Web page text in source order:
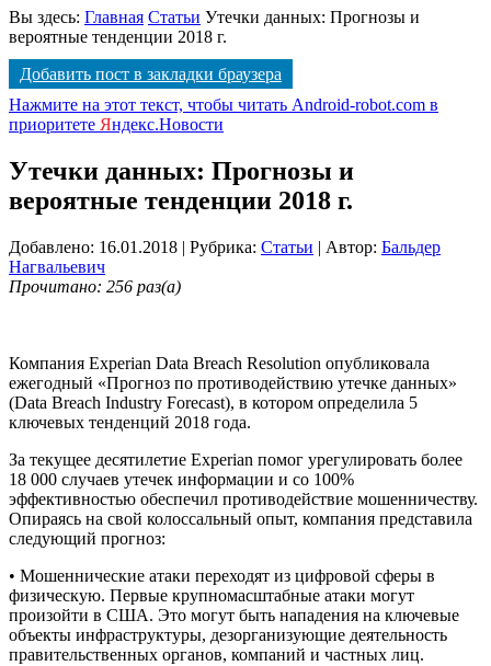
Вы здесь: Главная Статьи Утечки данных: Прогнозы и
вероятные тенденции 2018 г.
Добавить пост в закладки браузера
Нажмите на этот текст, чтобы читать Android-robot.com в
приоритете Яндекс.Новости
Утечки данных: Прогнозы и
вероятные тенденции 2018 г.
Добавлено: 16.01.2018 | Рубрика: Статьи | Автор: Бальдер
Нагвальевич
Прочитано: 256 раз(а)
Компания Experian Data Breach Resolution опубликовала
ежегодный «Прогноз по противодействию утечке данных»
(Data Breach Industry Forecast), в котором определила 5
ключевых тенденций 2018 года.
За текущее десятилетие Experian помог урегулировать более
18 000 случаев утечек информации и со 100%
эффективностью обеспечил противодействие мошенничеству.
Опираясь на свой колоссальный опыт, компания представила
следующий прогноз:
• Мошеннические атаки переходят из цифровой сферы в
физическую. Первые крупномасштабные атаки могут
произойти в США. Это могут быть нападения на ключевые
объекты инфраструктуры, дезорганизующие деятельность
правительственных органов, компаний и частных лиц.